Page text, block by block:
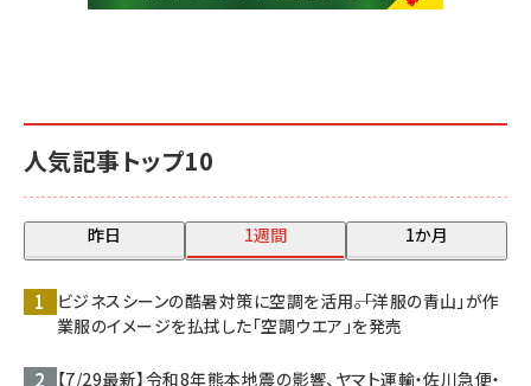
人気記事トップ10
昨日 1週間 1か月
ビジネスシーンの酷暑対策に空調を活用――。「洋服の青山」が作
業服のイメージを払拭した「空調ウエア」を発売
【7/29最新】令和8年熊本地震の影響、ヤマト運輸・佐川急便・